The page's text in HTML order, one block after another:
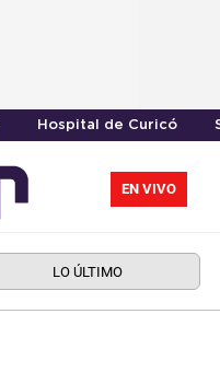
Hospital de Curicó
EN VIVO
LO ÚLTIMO